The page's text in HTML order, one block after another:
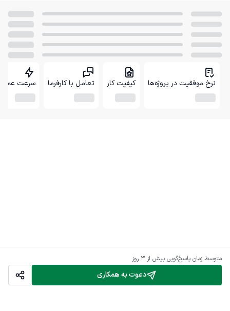
دعوت به همکاری
متوسط زمان پاسخ‌گویی بیش از ۳ روز
نرخ موفقیت در پروژه‌ها کیفیت کار تعامل با کارفرما سرعت عمل